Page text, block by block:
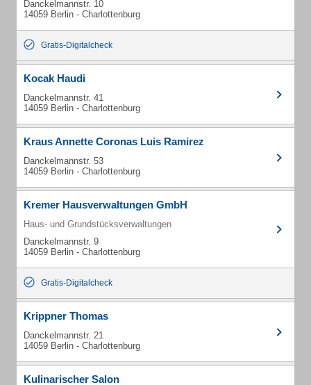
Danckelmannstr. 10
14059 Berlin - Charlottenburg
Gratis-Digitalcheck
Kocak Haudi
Danckelmannstr. 41
14059 Berlin - Charlottenburg
Kraus Annette Coronas Luis Ramirez
Danckelmannstr. 53
14059 Berlin - Charlottenburg
Kremer Hausverwaltungen GmbH
Haus- und Grundstücksverwaltungen
Danckelmannstr. 9
14059 Berlin - Charlottenburg
Gratis-Digitalcheck
Krippner Thomas
Danckelmannstr. 21
14059 Berlin - Charlottenburg
Kulinarischer Salon